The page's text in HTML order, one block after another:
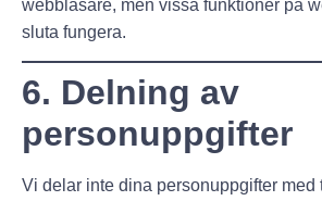
webbläsare, men vissa funktioner på
sluta fungera.
6. Delning av
personuppgifter
Vi delar inte dina personuppgifter med